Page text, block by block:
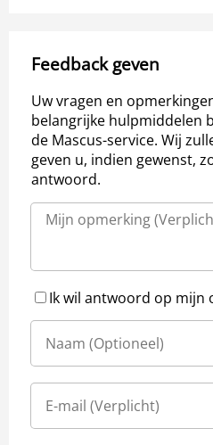
Feedback geven
Uw vragen en
belangrijke hulpmiddelen
de Mascus-service. Wij
geven u, indien gewenst,
antwoord.
Ik wil antwoord op mijn